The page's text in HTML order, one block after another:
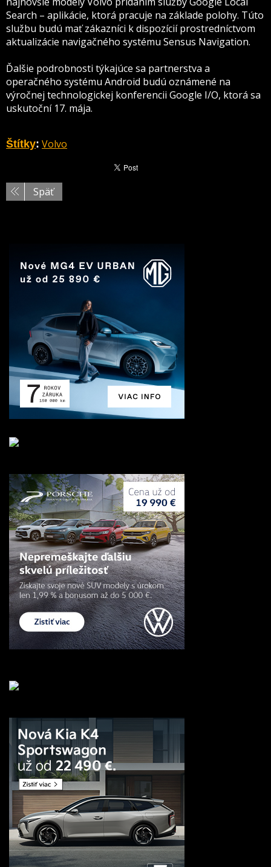
Search – aplikácie, ktorá pracuje na základe polohy. Túto
službu budú mať zákazníci k dispozícií prostredníctvom
aktualizácie navigačného systému Sensus Navigation.
Ďalšie podrobnosti týkajúce sa partnerstva a
operačného systému Android budú oznámené na
výročnej technologickej konferencii Google I/O, ktorá sa
uskutoční 17. mája.
Štítky: Volvo
Späť